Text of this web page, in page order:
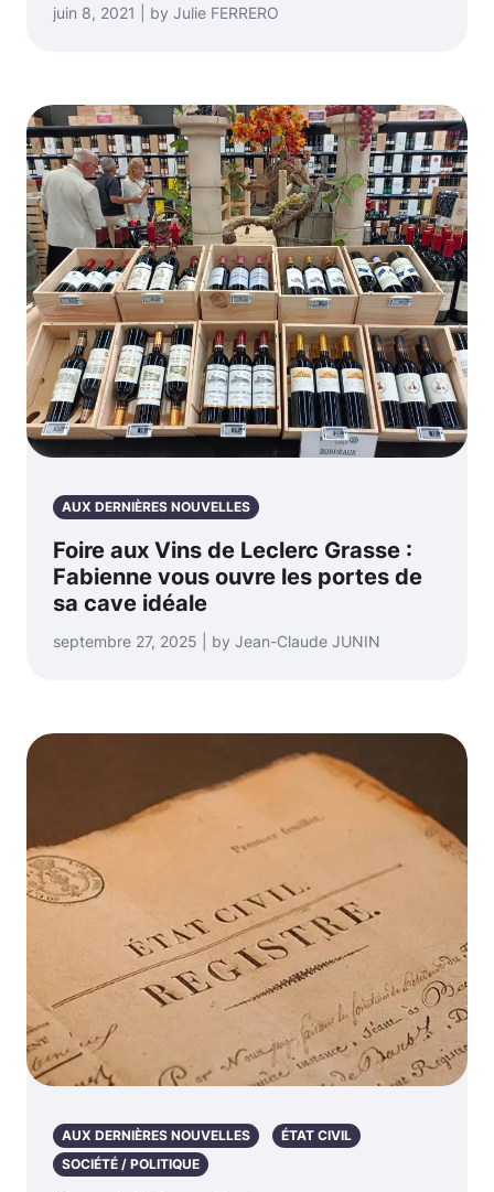
juin 8, 2021 | by Julie FERRERO
AUX DERNIÈRES NOUVELLES
Foire aux Vins de Leclerc Grasse :
Fabienne vous ouvre les portes de
sa cave idéale
septembre 27, 2025 | by Jean-Claude JUNIN
AUX DERNIÈRES NOUVELLES
ÉTAT CIVIL
SOCIÉTÉ / POLITIQUE